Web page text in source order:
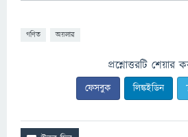
গণিত অয়লার
প্রশ্নোত্তরটি শেয়ার
ফেসবুক লিঙ্কইডিন